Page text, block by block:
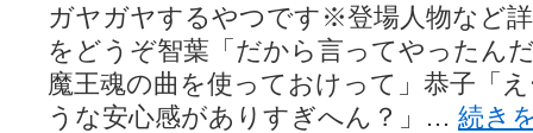
ガヤガヤするやつです※登場人物など
をどうぞ智葉「だから言ってやったん
魔王魂の曲を使っておけって」恭子「
うな安心感がありすぎへん？」… 続き